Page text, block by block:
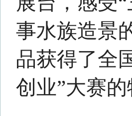
当天的农耕
与资源利用国家
门，向广大市民
现在正值新茶
好坏？如何保存